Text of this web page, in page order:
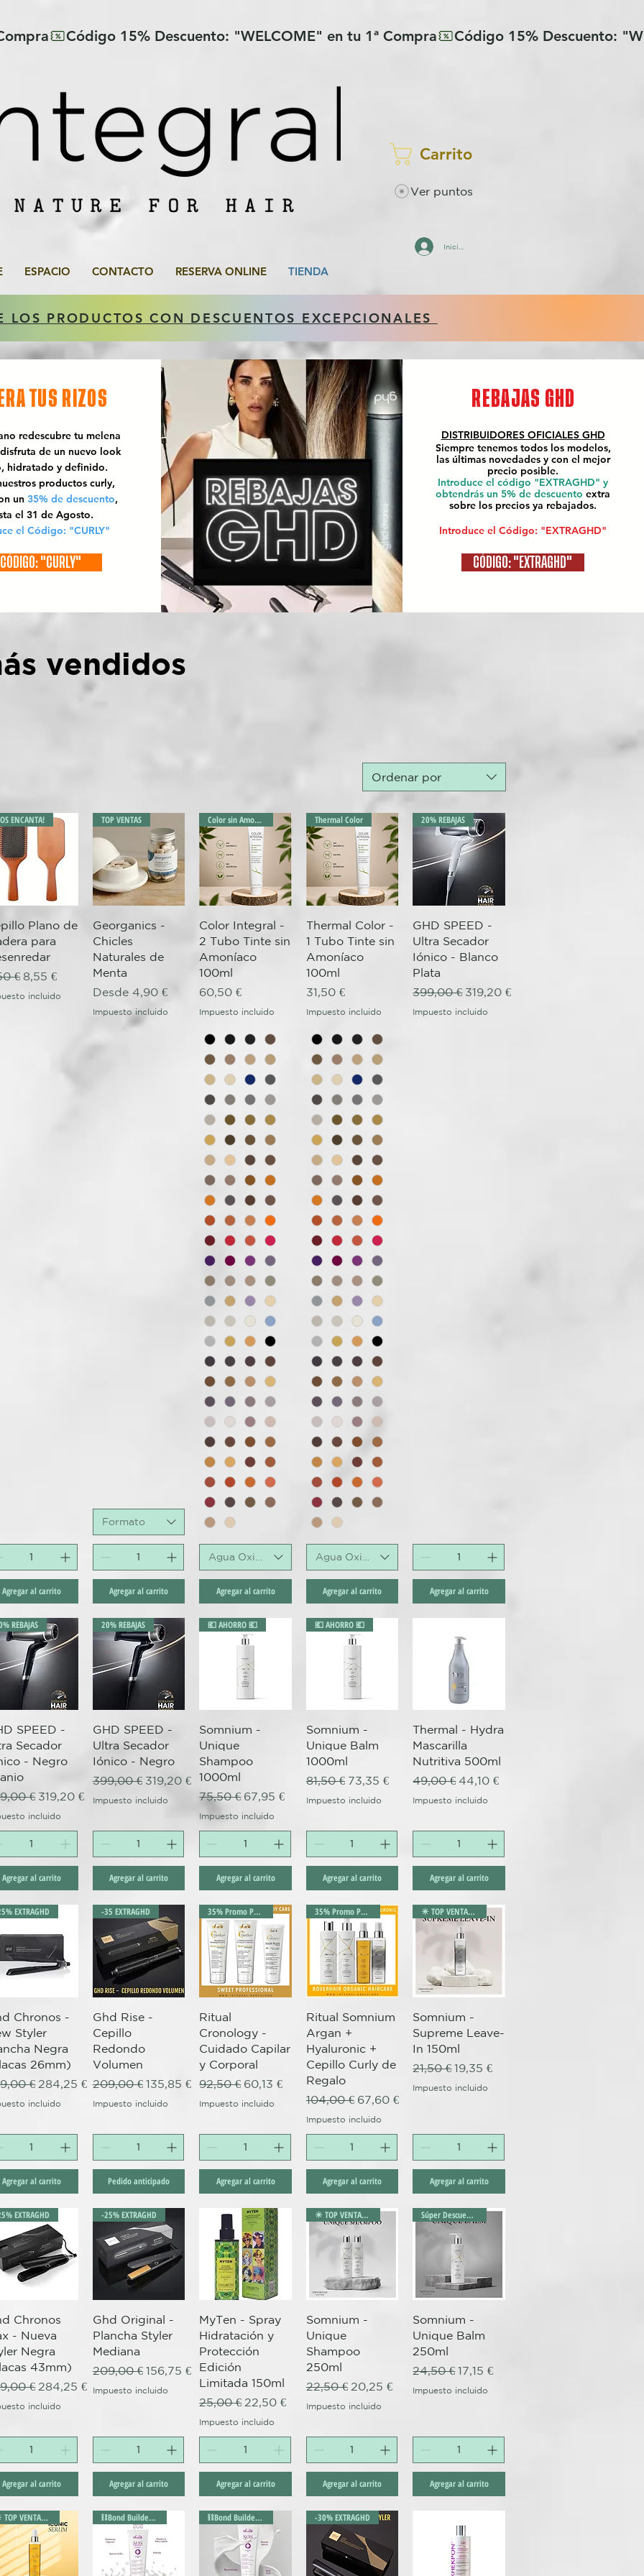
Carrito
Ver puntos
Iniciar sesión
ESPACIO CONTACTO RESERVA ONLINE TIENDA
LOS PRODUCTOS CON DESCUENTOS EXCEPCIONALES
TUS RIZOS
redescubre tu melena
de un nuevo look
hidratado y definido.
productos curly,
un 35% de descuento,
el 31 de Agosto.
el Código: "CURLY"
CÓDIGO: "CURLY"
REBAJAS GHD
DISTRIBUIDORES OFICIALES GHD
Siempre tenemos todos los modelos,
las últimas novedades y con el mejor
precio posible.
Introduce el código "EXTRAGHD" y
obtendrás un 5% de descuento extra
sobre los precios ya rebajados.
Introduce el Código: "EXTRAGHD"
CÓDIGO: "EXTRAGHD"
vendidos
Ordenar por
Vista rápida
ENCANTA!
Plano de
para
€ Precio de oferta
8,55 €
incluido
Agregar al carrito
Vista rápida
TOP VENTAS
Georganics -
Chicles
Naturales de
Menta
Desde 4,90 €
Precio de oferta
Impuesto incluido
Formato
Agregar al carrito
Vista rápida
Color sin Amoníaco
Color Integral -
2 Tubo Tinte sin
Amoníaco
100ml
Precio
60,50 €
Impuesto incluido
Agua Oxigenada
Agregar al carrito
Vista rápida
Thermal Color
Thermal Color -
1 Tubo Tinte sin
Amoníaco
100ml
Precio
31,50 €
Impuesto incluido
Agua Oxigenada
Agregar al carrito
Vista rápida
20% REBAJAS
GHD SPEED -
Ultra Secador
Iónico - Blanco
Plata
Precio
399,00 € Precio de oferta
319,20 €
Impuesto incluido
Agregar al carrito
Vista rápida
REBAJAS
SPEED -
Secador
- Negro
€ Precio de oferta
319,20 €
incluido
Agregar al carrito
Vista rápida
20% REBAJAS
GHD SPEED -
Ultra Secador
Iónico - Negro
Precio
399,00 € Precio de oferta
319,20 €
Impuesto incluido
Agregar al carrito
Vista rápida
💶 AHORRO 💶
Somnium -
Unique
Shampoo
1000ml
Precio
75,50 € Precio de oferta
67,95 €
Impuesto incluido
Agregar al carrito
Vista rápida
💶 AHORRO 💶
Somnium -
Unique Balm
1000ml
Precio
81,50 € Precio de oferta
73,35 €
Impuesto incluido
Agregar al carrito
Vista rápida
Thermal - Hydra
Mascarilla
Nutritiva 500ml
Precio
49,00 €Precio de oferta
44,10 €
Impuesto incluido
Agregar al carrito
Vista rápida
EXTRAGHD
Chronos -
Styler
Negra
26mm)
€ Precio de oferta
284,25 €
incluido
Agregar al carrito
Vista rápida
-35 EXTRAGHD
Ghd Rise -
Cepillo
Redondo
Volumen
Precio
209,00 € Precio de oferta
135,85 €
Impuesto incluido
Pedido anticipado
Vista rápida
35% Promo Pack
Ritual
Cronology -
Cuidado Capilar
y Corporal
Precio
92,50 € Precio de oferta
60,13 €
Impuesto incluido
Agregar al carrito
Vista rápida
35% Promo Pack
Ritual Somnium
Argan +
Hyaluronic +
Cepillo Curly de
Regalo
Precio
104,00 € Precio de oferta
67,60 €
Impuesto incluido
Agregar al carrito
Vista rápida
✴️ TOP VENTAS ✴️
Somnium -
Supreme Leave-
In 150ml
Precio
21,50 €Precio de oferta
19,35 €
Impuesto incluido
Agregar al carrito
Vista rápida
EXTRAGHD
Chronos
- Nueva
Negra
43mm)
€ Precio de oferta
284,25 €
incluido
Agregar al carrito
Vista rápida
-25% EXTRAGHD
Ghd Original -
Plancha Styler
Mediana
Precio
209,00 € Precio de oferta
156,75 €
Impuesto incluido
Agregar al carrito
Vista rápida
MyTen - Spray
Hidratación y
Protección
Edición
Limitada 150ml
Precio
25,00 € Precio de oferta
22,50 €
Impuesto incluido
Agregar al carrito
Vista rápida
✴️ TOP VENTAS ✴️
Somnium -
Unique
Shampoo
250ml
Precio
22,50 € Precio de oferta
20,25 €
Impuesto incluido
Agregar al carrito
Vista rápida
Súper Descuento Excepcional
Somnium -
Unique Balm
250ml
Precio
24,50 €Precio de oferta
17,15 €
Impuesto incluido
Agregar al carrito
✴️ TOP VENTAS ✴️ ⛓️Bond Builder⛓️ ⛓️Bond Builder⛓️ -30% EXTRAGHD